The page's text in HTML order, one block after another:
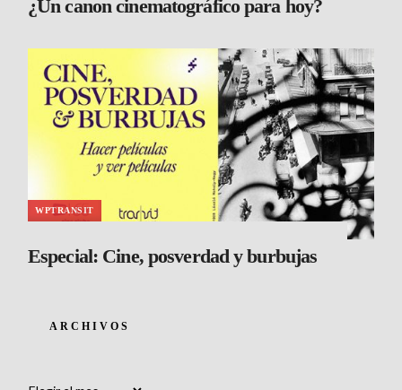
¿Un canon cinematográfico para hoy?
WPTRANSIT
Especial: Cine, posverdad y burbujas
ARCHIVOS